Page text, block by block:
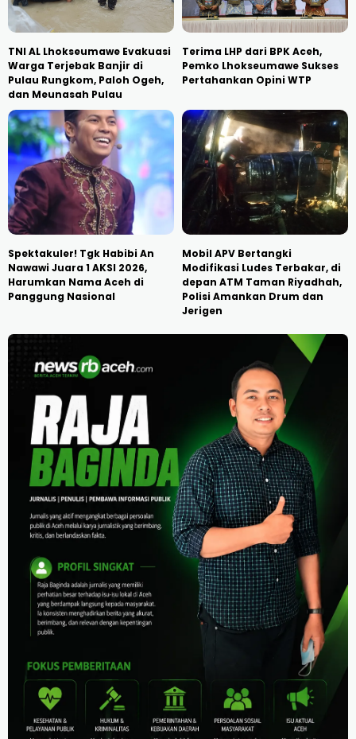
TNI AL Lhokseumawe Evakuasi
Warga Terjebak Banjir di
Pulau Rungkom, Paloh Ogeh,
dan Meunasah Pulau
Terima LHP dari BPK Aceh,
Pemko Lhokseumawe Sukses
Pertahankan Opini WTP
Spektakuler! Tgk Habibi An
Nawawi Juara 1 AKSI 2026,
Harumkan Nama Aceh di
Panggung Nasional
Mobil APV Bertangki
Modifikasi Ludes Terbakar, di
depan ATM Taman Riyadhah,
Polisi Amankan Drum dan
Jerigen